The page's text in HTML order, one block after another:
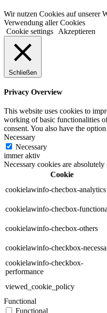
Wir nutzen Cookies auf unserer
Verwendung aller Cookies
Cookie settings
Akzeptieren
Schließen
Privacy Overview
This website uses cookies to
working of basic functionalities
consent. You also have the
Necessary
Necessary
immer aktiv
Necessary cookies are
Cookie
cookielawinfo-checbox-analytics
cookielawinfo-checbox-
cookielawinfo-checbox-others
cookielawinfo-checkbox-
cookielawinfo-checkbox-
performance
viewed_cookie_policy
Functional
Functional